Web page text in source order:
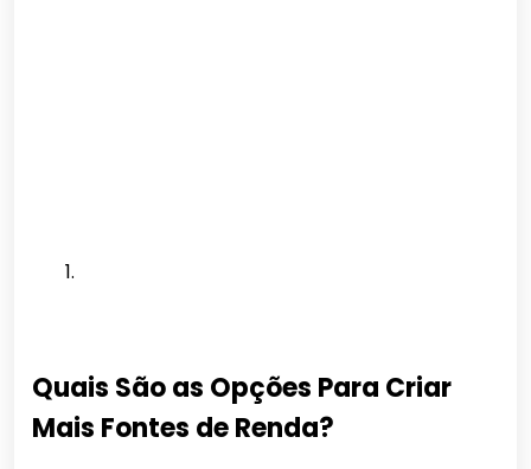
Quais São as Opções Para Criar
Mais Fontes de Renda?